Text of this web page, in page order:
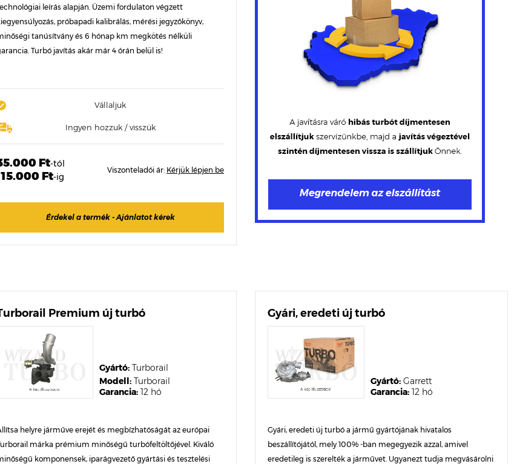
leírás alapján. Üzemi fordulaton végzett
próbapadi kalibrálás, mérési jegyzőkönyv,
tanúsítvány és 6 hónap km megkötés nélküli
Turbó javítás akár már 4 órán belül is!
Vállaljuk
Ingyen hozzuk / visszük
Ft-tól
Ft-ig
Viszonteladói ár: Kérjük lépjen be
Érdekel a termék - Ajánlatot kérek
Premium új turbó
Garancia: 12 hó
Modell: Turborail
Gyártó: Turborail
helyre járműve erejét és megbízhatóságát az európai
márka prémium minőségű turbófeltöltőjével. Kiváló
komponensek, iparágvezető gyártási és tesztelési
Gyári, eredeti új turbó
Garancia: 12 hó
Gyártó: Garrett
Gyári, eredeti új turbó a jármű gyártójának hivatalos
beszállítójától, mely 100% -ban megegyezik azzal, amivel
eredetileg is szerelték a járművet. Ugyanezt tudja megvásárolni